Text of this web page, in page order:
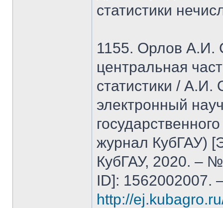
статистики
1155. Орлов А.И.
центральная
статистики / А.И.
электронный
журнал КубГАУ)
КубГАУ, 2020. –
ID]: 1562002007.
http://